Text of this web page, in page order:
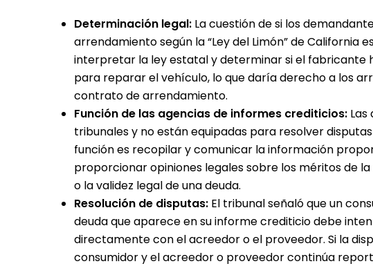
Determinación legal: La cuestión de si los
arrendamiento según la “Ley del Limón” de California
interpretar la ley estatal y determinar si el fabricante
para reparar el vehículo, lo que daría derecho a los
contrato de arrendamiento.
Función de las agencias de informes crediticios:
tribunales y no están equipadas para resolver
función es recopilar y comunicar la información
proporcionar opiniones legales sobre los méritos de
o la validez legal de una deuda.
Resolución de disputas: El tribunal señaló que un
deuda que aparece en su informe crediticio debe
directamente con el acreedor o el proveedor. Si la
consumidor y el acreedor o proveedor continúa